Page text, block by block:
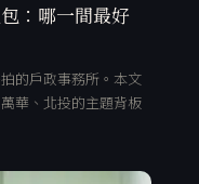
：哪一間最好
的戶政事務所。本文
華、北投的主題背板